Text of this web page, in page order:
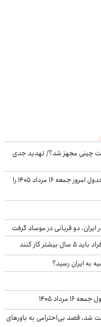
چینی مجهز شد؟/ تهدید جدی
تغییرات شدید محصولات سایپا/ خریداران جدول امروز جمعه ۱۶ مرداد ۱۴۰۵ را
دو قربانی در موساد گرفت
کار کنند
به ایران رسید؟
۱۴۰۵
قصد بی‌احترامی به باورهای